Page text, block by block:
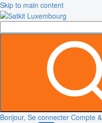
Skip to main content
Bonjour, Se connecter Compte